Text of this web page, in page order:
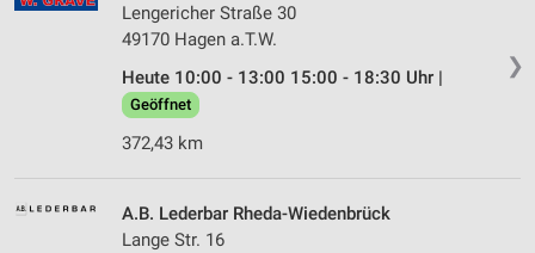
❯
Lengericher Straße 30
49170 Hagen a.T.W.
Heute 10:00 - 13:00 15:00 - 18:30 Uhr |
Geöffnet
372,43 km
A.B. Lederbar Rheda-Wiedenbrück
Lange Str. 16